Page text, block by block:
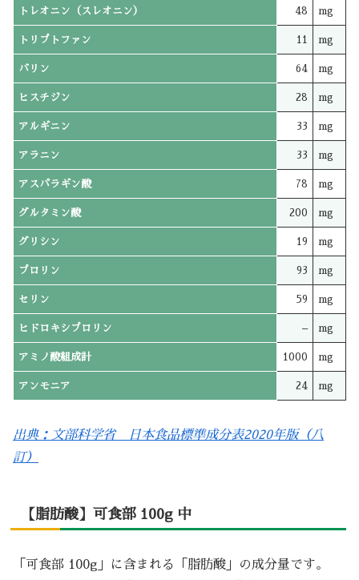
トレオニン（スレオニン） 48 mg
トリプトファン 11 mg
バリン 64 mg
ヒスチジン 28 mg
アルギニン 33 mg
アラニン 33 mg
アスパラギン酸 78 mg
グルタミン酸 200 mg
グリシン 19 mg
プロリン 93 mg
セリン 59 mg
ヒドロキシプロリン – mg
アミノ酸組成計 1000 mg
アンモニア 24 mg
出典：文部科学省 日本食品標準成分表2020年版（八
訂）
【脂肪酸】可食部 100g 中
「可食部 100g」に含まれる「脂肪酸」の成分量です。